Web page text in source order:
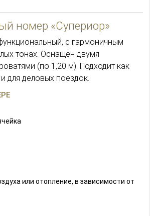
номер «Супериор»
с гармоничным
тонах. Оснащён двумя
(по 1,20 м). Подходит как
для деловых поездок.
или отопление, в зависимости от